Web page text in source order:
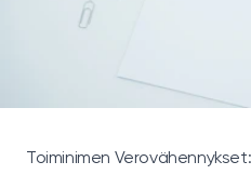
Toiminimen